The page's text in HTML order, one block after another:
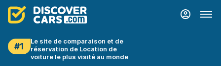
#1
Le site de comparaison et de
réservation de Location de
voiture le plus visité au monde